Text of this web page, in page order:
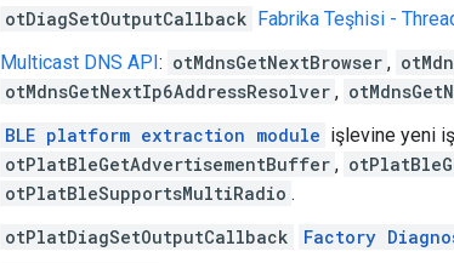
otDiagSetOutputCallback Fabrika Teşhisi -
Multicast DNS API: otMdnsGetNextBrowser ,
otMdnsGetNextIp6AddressResolver ,
BLE platform extraction module işlevine yeni
otPlatBleGetAdvertisementBuffer ,
otPlatBleSupportsMultiRadio .
otPlatDiagSetOutputCallback
Factory